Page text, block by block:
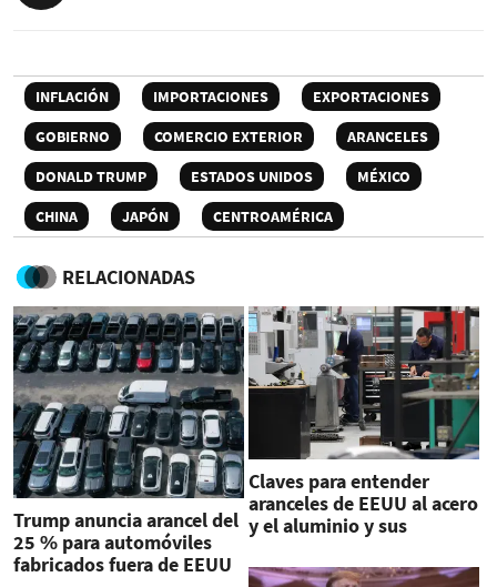
INFLACIÓN IMPORTACIONES
EXPORTACIONES
GOBIERNO
COMERCIO EXTERIOR
ARANCELES
DONALD TRUMP
ESTADOS UNIDOS
MÉXICO
CHINA
JAPÓN CENTROAMÉRICA
RELACIONADAS
Trump anuncia arancel del
25 % para automóviles
fabricados fuera de EEUU
Claves para entender
aranceles de EEUU al acero
y el aluminio y sus